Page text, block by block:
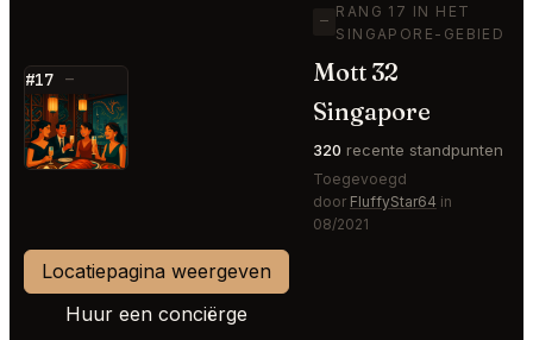
#17 —
⭐
—
RANG 17 IN HET
SINGAPORE-GEBIED
Mott 32
Singapore
320 recente standpunten
Toegevoegd
door FluffyStar64 in
08/2021
Locatiepagina weergeven
Huur een conciërge